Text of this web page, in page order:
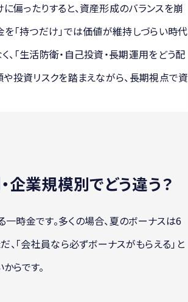
偏ったりすると、資産形成のバランスを崩
を「持つだけ」では価値が維持しづらい時代
「生活防衛・自己投資・長期運用をどう配
や投資リスクを踏まえながら、長期視点で資
企業規模別でどう違う？
時金です。多くの場合、夏のボーナスは6
「会社員なら必ずボーナスがもらえる」と
らです。